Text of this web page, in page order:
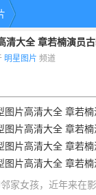
清大全 章若楠演员
明星图片 频道
家女孩，近年来在